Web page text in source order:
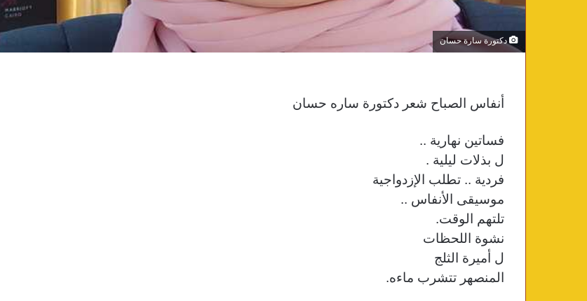
دكتورة سارة حسان
أنفاس الصباح شعر دكتورة ساره حسان
فساتين نهارية ..
ل بذلات ليلية .
فردية .. تطلب الإزدواجية
موسيقى الأنفاس ..
تلتهم الوقت.
نشوة اللحظات
ل أميرة الثلج
المنصهر تتشرب ماءه.